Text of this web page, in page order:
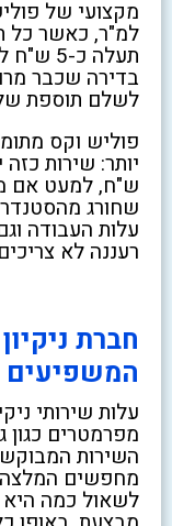
למ"ר, כאשר כל
תעלה
בדירה שכבר
לשלם תוספת של כ-
פוליש וקס
ש"ח, למעט אם
שחורג
עלות העבודה
רעננה לא
חברת
המשפיעים
עלות שירותי
מפרמטרים כגון
השירות המבוקש
מחפשים המלצה
לשאול כמה היא